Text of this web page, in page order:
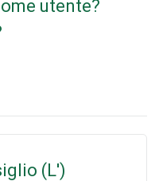
utente?
(L')